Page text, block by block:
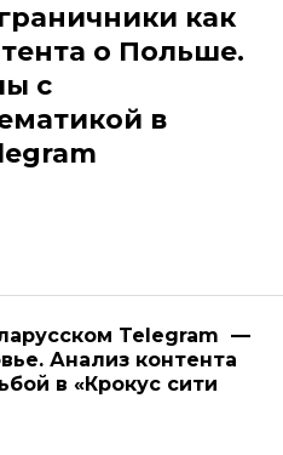
как
о Польше.
с
в
Telegram —
Анализ контента
в «Крокус сити